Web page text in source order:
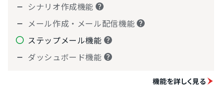
シナリオ作成機能
メール作成・メール配信機能
ステップメール機能
ダッシュボード機能
機能を詳しく見る